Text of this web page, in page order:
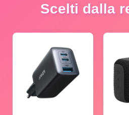
Scelti dalla